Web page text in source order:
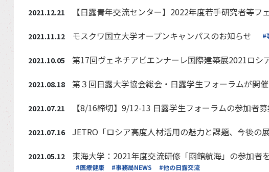
2021.12.21 【日露青年交流センター】2022年度若手研究者等
2021.11.12 モスクワ国立大学オープンキャンパスのお知らせ #
2021.10.05 第17回ヴェネチアビエンナーレ国際建築展2021ロシ
2021.08.18 第３回日露大学協会総会・日露学生フォーラムが開
2021.07.21 【8/16締切】9/12-13 日露学生フォーラムの参加者
2021.07.16 JETRO「ロシア高度人材活用の魅力と課題、今後の
2021.05.12 東海大学：2021年度交流研修「函館航海」の参加者
#医療健康 #事務局NEWS #他の日露交流